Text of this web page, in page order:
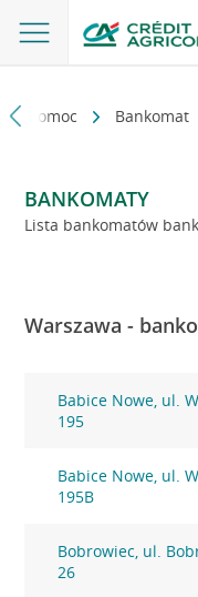
i pomoc Bankomat
BANKOMATY
Lista bankomatów
Warszawa -
Babice Nowe, ul.
195
Babice Nowe, ul.
195B
Bobrowiec, ul.
26